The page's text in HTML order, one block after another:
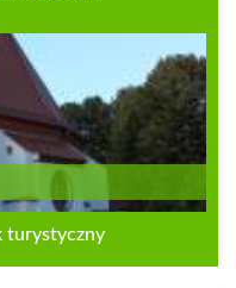
turystyczny